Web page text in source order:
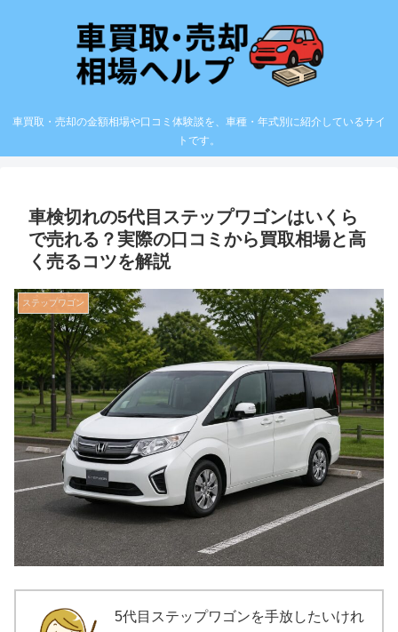
車買取・売却の金額相場や口コミ体験談を、車種・年式別に紹介しているサイ
トです。
車検切れの5代目ステップワゴンはいくら
で売れる？実際の口コミから買取相場と高
く売るコツを解説
ステップワゴン
5代目ステップワゴンを手放したいけれ